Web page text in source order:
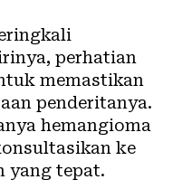
perhatian
memastikan
penderitanya.
hemangioma
ke
yang tepat.